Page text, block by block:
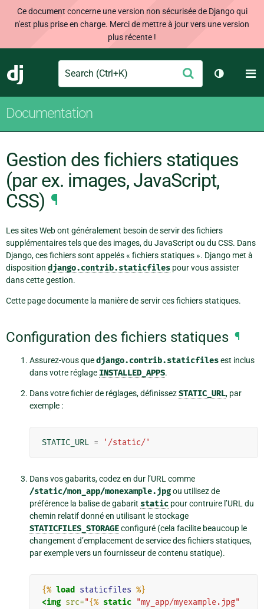
Ce document concerne une version non sécurisée de Django qui
n'est plus prise en charge. Merci de mettre à jour vers une version
plus récente !
Django
Search Envoyer
Changer
Documentation
Gestion des fichiers statiques
(par ex. images, JavaScript,
CSS) ¶
Les sites Web ont généralement besoin de servir des fichiers
supplémentaires tels que des images, du JavaScript ou du CSS. Dans
Django, ces fichiers sont appelés « fichiers statiques ». Django met à
disposition django.contrib.staticfiles pour vous assister
dans cette gestion.
Cette page documente la manière de servir ces fichiers statiques.
Configuration des fichiers statiques ¶
Assurez-vous quedjango.contrib.staticfilesest inclus
dans votre réglage INSTALLED_APPS.
Dans votre fichier de réglages, définissezSTATIC_URL, par
exemple :
STATIC_URL = '/static/'
Dans vos gabarits, codez en dur l’URL comme
/static/mon_app/monexample.jpgou utilisez de
préférence la balise de gabarit static pour contruire l’URL du
chemin relatif donné en utilisant le stockage
STATICFILES_STORAGEconfiguré (cela facilite beaucoup le
changement d’emplacement de service des fichiers statiques,
par exemple vers un fournisseur de contenu statique).
{% load staticfiles %}
<img src="{% static "my_app/myexample.jpg"